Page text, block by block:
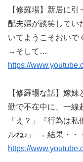
【修羅場】新居に
配夫婦が談笑して
いてようこそおいで
→そして…
https://
【修羅場な話】嫁
勤で不在中に、一
「え？」『行為は
ルね♪』 → 結果・・
https://